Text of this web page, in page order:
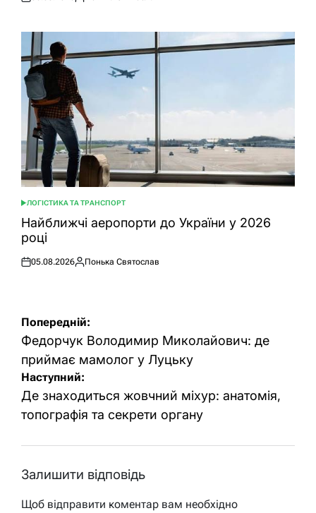
ОприлюдненоОпубліковано
ОПУБЛІКУВАТИ
У
ЛОГІСТИКА ТА ТРАНСПОРТ
Найближчі аеропорти до України у 2026
році
Оприлюднено
05.08.2026
Опубліковано
Понька Святослав
Навігація
записів
Попередній:
Федорчук Володимир Миколайович: де
приймає мамолог у Луцьку
Наступний:
Де знаходиться жовчний міхур: анатомія,
топографія та секрети органу
Залишити відповідь
Щоб відправити коментар вам необхідно